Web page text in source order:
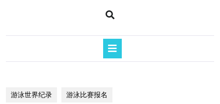
游泳世界纪录 游泳比赛报名